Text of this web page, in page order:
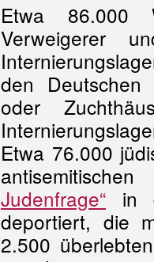
Etwa 86.000
Verweigerer
den Deutschen
oder
Etwa 76.000
Judenfrage“ in
deportiert, die
2.500